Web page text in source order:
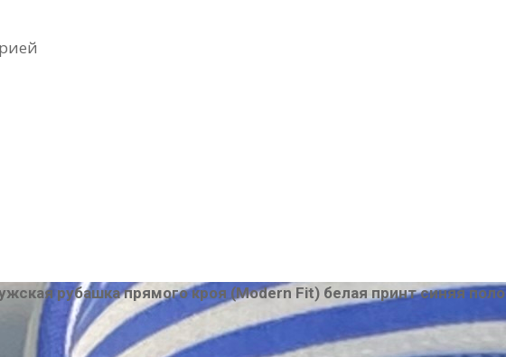
рубашка прямого кроя (Modern Fit) белая принт синяя